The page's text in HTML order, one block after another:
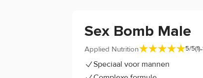
Sex Bomb Male
Applied Nutrition 5/5(1)-
Speciaal voor mannen